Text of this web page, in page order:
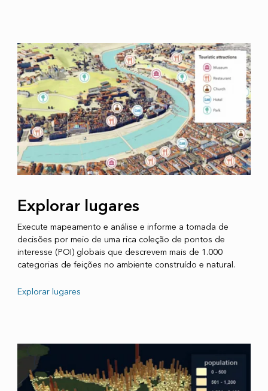
Explorar lugares
Execute mapeamento e análise e informe a tomada de
decisões por meio de uma rica coleção de pontos de
interesse (POI) globais que descrevem mais de 1.000
categorias de feições no ambiente construído e natural.
Explorar lugares